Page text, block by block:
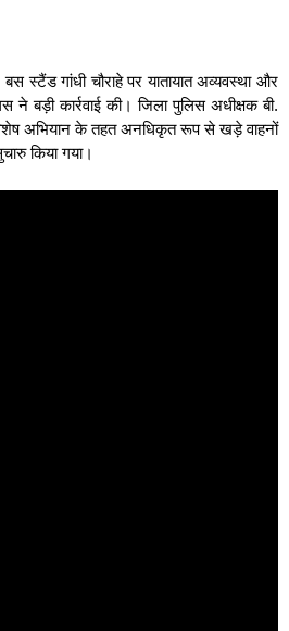
स्टैंड गांधी चौराहे पर यातायात अव्यवस्था और
बड़ी कार्रवाई की। जिला पुलिस अधीक्षक बी.
अभियान के तहत अनधिकृत रूप से खड़े वाहनों
किया गया।